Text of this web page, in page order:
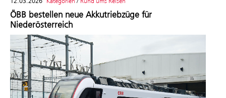
ÖBB bestellen neue Akkutriebzüge für
Niederösterreich